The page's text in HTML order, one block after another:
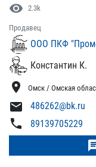
visibility 2.3k
Продавец
ООО ПКФ
Константин К.
location_on Омск / Омская
mail 486262@bk.ru
phone 89139705229